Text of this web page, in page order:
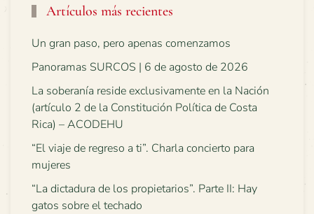
Artículos más recientes
Un gran paso, pero apenas comenzamos
Panoramas SURCOS | 6 de agosto de 2026
La soberanía reside exclusivamente en la Nación
(artículo 2 de la Constitución Política de Costa
Rica) – ACODEHU
“El viaje de regreso a ti”. Charla concierto para
mujeres
“La dictadura de los propietarios”. Parte II: Hay
gatos sobre el techado